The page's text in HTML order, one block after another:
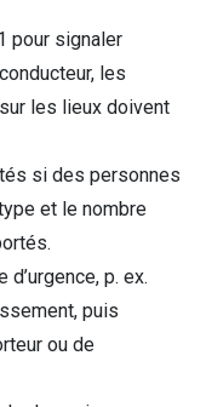
pour signaler
les
les lieux doivent
si des personnes
et le nombre
p. ex.
puis
ou de